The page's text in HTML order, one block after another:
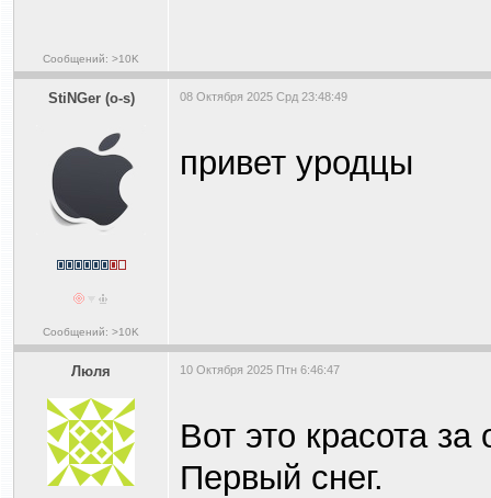
Сообщений: >10K
StiNGer (o-s)
Сообщений: >10K
08 Октября 2025 Срд 23:48:49
привет уродцы
Люля 10 Октября 2025 Птн 6:46:47
Вот это красота за
Первый снег.